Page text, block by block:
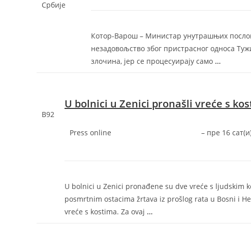
Србије
Котор-Варош – Министар унутрашњих
незадовољство због пристрасног односа
злочина, јер се процесуирају само …
B92
U bolnici u Zenici pronašli vreće s
Press online – ‎пре 16
U bolnici u Zenici pronađene su dve vreće s ljudskim
posmrtnim ostacima žrtava iz prošlog rata u Bosni i
vreće s kostima. Za ovaj …